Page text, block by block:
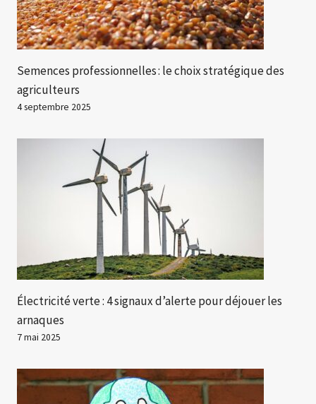
Semences professionnelles : le choix stratégique des
agriculteurs
4 septembre 2025
Électricité verte : 4 signaux d’alerte pour déjouer les
arnaques
7 mai 2025